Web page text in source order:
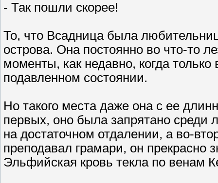
- Так пошли скорее!
То, что Всадница была
острова. Она постоянно во что-то
моменты, как недавно, когда
подавленном состоянии.
Но такого места даже она с ее
первых, оно была запрятано среди
на достаточном отдалении, а во-
преподавал грамари, он прекрасно
Эльфийская кровь текла по венам